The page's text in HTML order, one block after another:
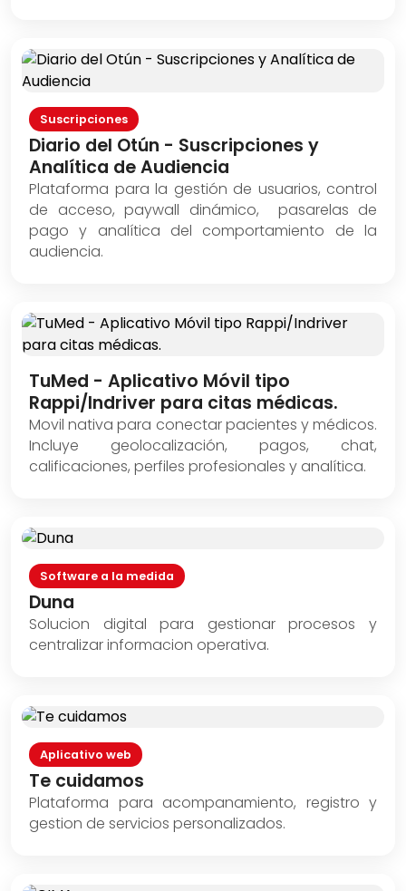
Suscripciones
Diario del Otún - Suscripciones y
Analítica de Audiencia
Plataforma para la gestión de usuarios, control
de acceso, paywall dinámico, pasarelas de
pago y analítica del comportamiento de la
audiencia.
TuMed - Aplicativo Móvil tipo
Rappi/Indriver para citas médicas.
Movil nativa para conectar pacientes y médicos.
Incluye geolocalización, pagos, chat,
calificaciones, perfiles profesionales y analítica.
Software a la medida
Duna
Solucion digital para gestionar procesos y
centralizar informacion operativa.
Aplicativo web
Te cuidamos
Plataforma para acompanamiento, registro y
gestion de servicios personalizados.